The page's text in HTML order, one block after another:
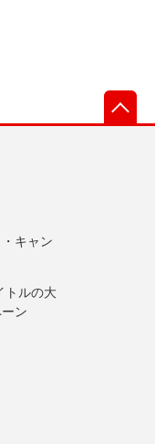
キャン
トルの大
ン